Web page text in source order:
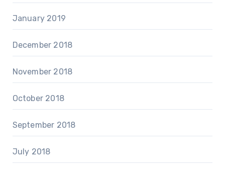
January 2019
December 2018
November 2018
October 2018
September 2018
July 2018